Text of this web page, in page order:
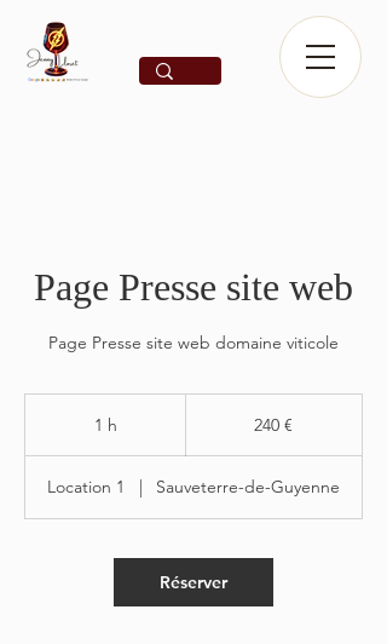
Page Presse site web
Page Presse site web domaine viticole
1 h 240 €
Location 1 | Sauveterre-de-Guyenne
Réserver